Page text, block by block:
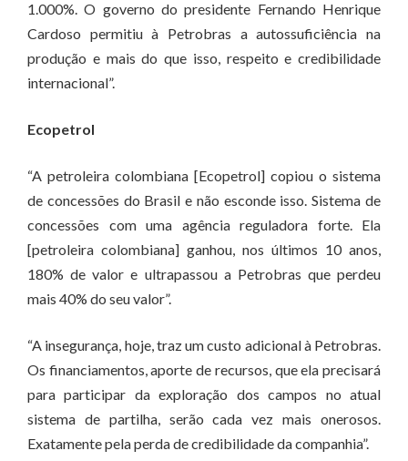
1.000%. O governo do presidente Fernando Henrique
Cardoso permitiu à Petrobras a autossuficiência na
produção e mais do que isso, respeito e credibilidade
internacional”.
Ecopetrol
“A petroleira colombiana [Ecopetrol] copiou o sistema
de concessões do Brasil e não esconde isso. Sistema de
concessões com uma agência reguladora forte. Ela
[petroleira colombiana] ganhou, nos últimos 10 anos,
180% de valor e ultrapassou a Petrobras que perdeu
mais 40% do seu valor”.
“A insegurança, hoje, traz um custo adicional à Petrobras.
Os financiamentos, aporte de recursos, que ela precisará
para participar da exploração dos campos no atual
sistema de partilha, serão cada vez mais onerosos.
Exatamente pela perda de credibilidade da companhia”.